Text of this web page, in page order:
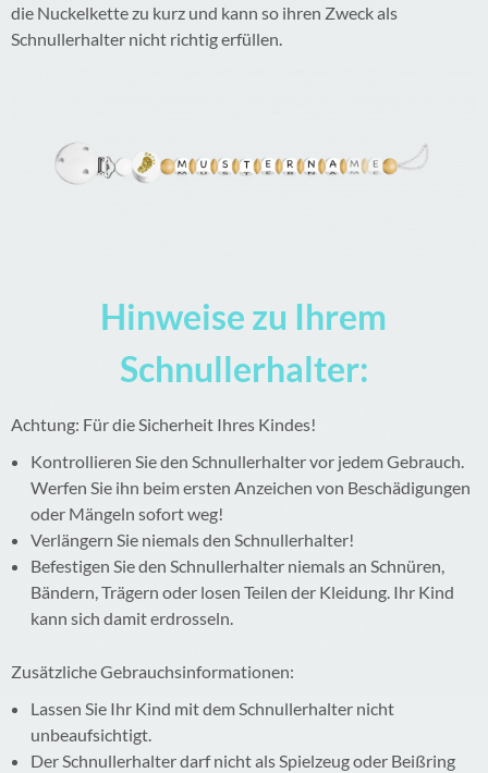
die Nuckelkette zu kurz und kann so ihren Zweck als
Schnullerhalter nicht richtig erfüllen.
Hinweise zu Ihrem
Schnullerhalter:
Achtung: Für die Sicherheit Ihres Kindes!
Kontrollieren Sie den Schnullerhalter vor jedem Gebrauch.
Werfen Sie ihn beim ersten Anzeichen von Beschädigungen
oder Mängeln sofort weg!
Verlängern Sie niemals den Schnullerhalter!
Befestigen Sie den Schnullerhalter niemals an Schnüren,
Bändern, Trägern oder losen Teilen der Kleidung. Ihr Kind
kann sich damit erdrosseln.
Zusätzliche Gebrauchsinformationen:
Lassen Sie Ihr Kind mit dem Schnullerhalter nicht
unbeaufsichtigt.
Der Schnullerhalter darf nicht als Spielzeug oder Beißring